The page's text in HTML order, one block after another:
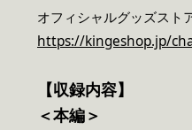
オフィシャルグッズスト
https://kingeshop.jp/
【収録内容】
＜本編＞